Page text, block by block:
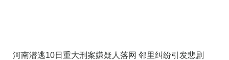
河南潜逃10日重大刑案嫌疑人落网 邻里纠纷引发悲剧